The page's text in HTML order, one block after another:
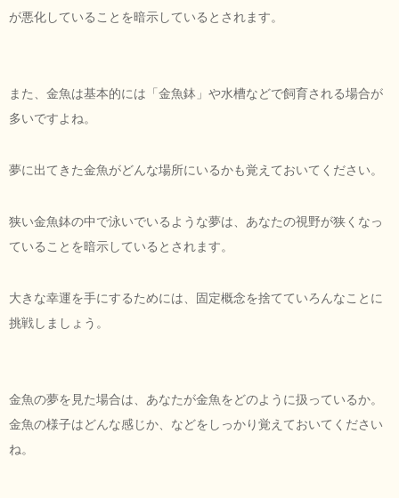
が悪化していることを暗示しているとされます。
また、金魚は基本的には「金魚鉢」や水槽などで飼育される場合が
多いですよね。
夢に出てきた金魚がどんな場所にいるかも覚えておいてください。
狭い金魚鉢の中で泳いでいるような夢は、あなたの視野が狭くなっ
ていることを暗示しているとされます。
大きな幸運を手にするためには、固定概念を捨てていろんなことに
挑戦しましょう。
金魚の夢を見た場合は、あなたが金魚をどのように扱っているか。
金魚の様子はどんな感じか、などをしっかり覚えておいてください
ね。